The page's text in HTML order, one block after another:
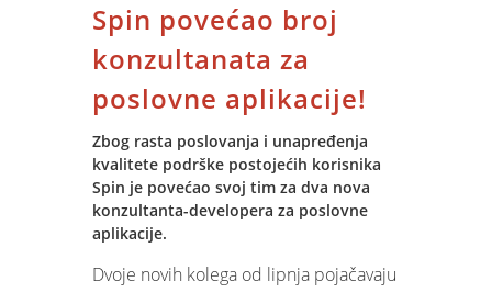
projekta uz pomoć predavačaNenada
Trajkovskog, polaznici su po završetku
treninga stekli 35 kontakt sati potrebnih
za formalni pristup certifikacijskom
Akademija je razvijena prema
standardima i praski Project
Management Institute (PMI) i PMBOK
pokrivenih svih deset područja znanja,
Spin povećao broj
konzultanata za
poslovne aplikacije!
Zbog rasta poslovanja i unapređenja
kvalitete podrške postojećih korisnika
Spin je povećao svoj tim za dva nova
konzultanta-developera za poslovne
aplikacije.
Dvoje novih kolega od lipnja pojačavaju